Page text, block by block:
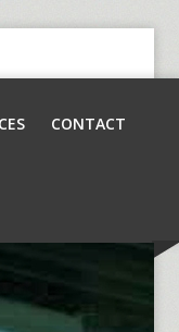
CONTACT